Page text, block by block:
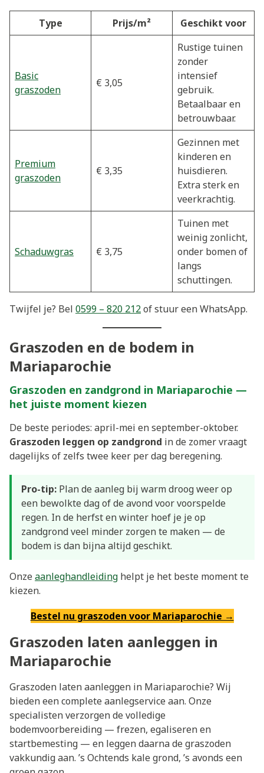
Type Prijs/m² Geschikt voor
Basic
graszoden
€ 3,05
Rustige tuinen
zonder
intensief
gebruik.
Betaalbaar en
betrouwbaar.
Premium
graszoden
€ 3,35
Gezinnen met
kinderen en
huisdieren.
Extra sterk en
veerkrachtig.
Schaduwgras € 3,75
Tuinen met
weinig zonlicht,
onder bomen of
langs
schuttingen.
Twijfel je? Bel 0599 – 820 212of stuur een WhatsApp.
Graszoden en de bodem in
Mariaparochie
Graszoden en zandgrond in Mariaparochie —
het juiste moment kiezen
De beste periodes: april-mei en september-oktober.
Graszoden leggen op zandgrond in de zomer vraagt
dagelijks of zelfs twee keer per dag beregening.
Pro-tip: Plan de aanleg bij warm droog weer op
een bewolkte dag of de avond voor voorspelde
regen. In de herfst en winter hoef je je op
zandgrond veel minder zorgen te maken — de
bodem is dan bijna altijd geschikt.
Onzeaanleghandleiding helpt je het beste moment te
kiezen.
Bestel nu graszoden voor Mariaparochie →
Graszoden laten aanleggen in
Mariaparochie
Graszoden laten aanleggen in Mariaparochie? Wij
bieden een complete aanlegservice aan. Onze
specialisten verzorgen de volledige
bodemvoorbereiding — frezen, egaliseren en
startbemesting — en leggen daarna de graszoden
vakkundig aan. ’s Ochtends kale grond, ’s avonds een